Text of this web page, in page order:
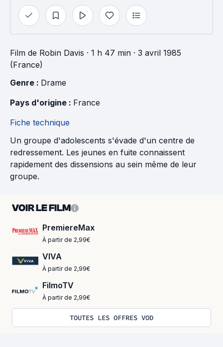
Film de Robin Davis · 1 h 47 min · 3 avril 1985
(France)
Genre : Drame
Pays d'origine : France
Fiche technique
Un groupe d'adolescents s'évade d'un centre de
redressement. Les jeunes en fuite connaissent
rapidement des dissensions au sein même de leur
groupe.
VOIR LE FILM
PremiereMax
À partir de 2,99€
VIVA
À partir de 2,99€
FilmoTV
À partir de 2,99€
TOUTES LES OFFRES VOD